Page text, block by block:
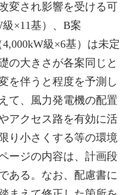
変され影響を受ける可
×11基）、B案
4,000kW級×6基）は未定
の大きさが各案同じと
を伴うと程度を予測し
て、風力発電機の配置
アクセス路を有効に活
り小さくする等の環境
ージの内容は、計画段
ある。なお、配慮書に